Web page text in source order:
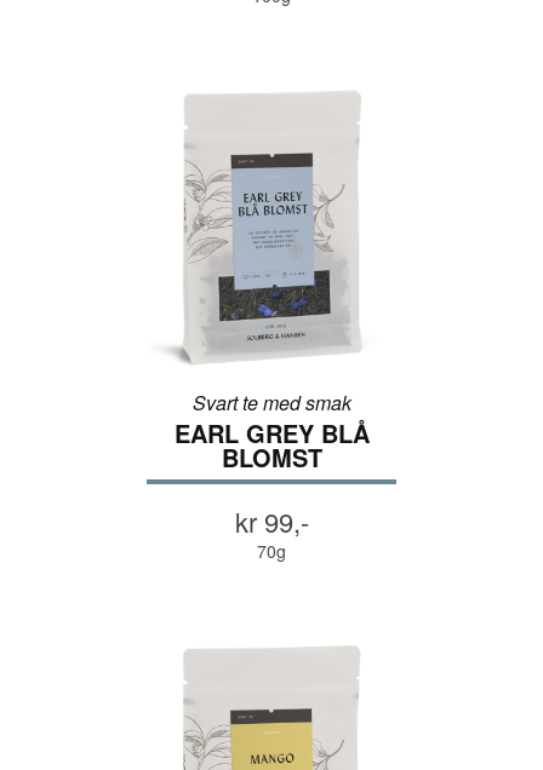
Svart te med smak
EARL GREY BLÅ
BLOMST
kr 99,-
70g